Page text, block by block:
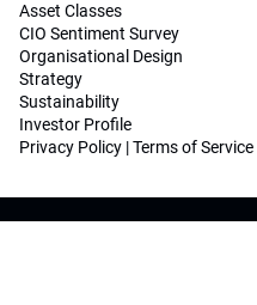
Asset Classes
CIO Sentiment Survey
Organisational Design
Strategy
Sustainability
Investor Profile
Privacy Policy |Terms of Service